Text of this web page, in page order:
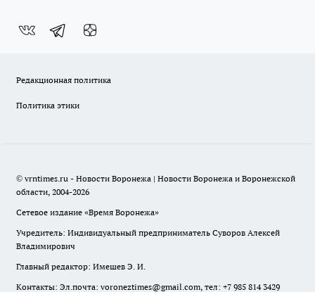
Редакционная политика
Политика этики
© vrntimes.ru - Новости Воронежа | Новости Воронежа и Воронежской
области, 2004-2026
Сетевое издание «Время Воронежа»
Учредитель: Индивидуальный предприниматель Суворов Алексей
Владимирович
Главный редактор: Имешев Э. И.
Контакты: Эл.почта: voroneztimes@gmail.com, тел: +7 985 814 3429